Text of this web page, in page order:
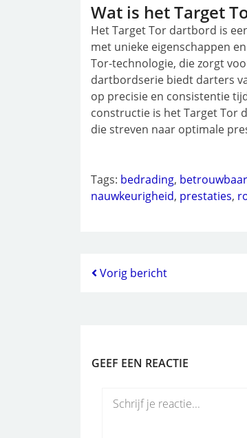
Wat is het Target
Het Target Tor dartbord is
met unieke eigenschappen
Tor-technologie, die zorgt
dartbordserie biedt darters
op precisie en consistentie
constructie is het Target Tor
die streven naar optimale
Tags: bedrading,
nauwkeurigheid, prestaties,
Vorig bericht
GEEF EEN REACTIE